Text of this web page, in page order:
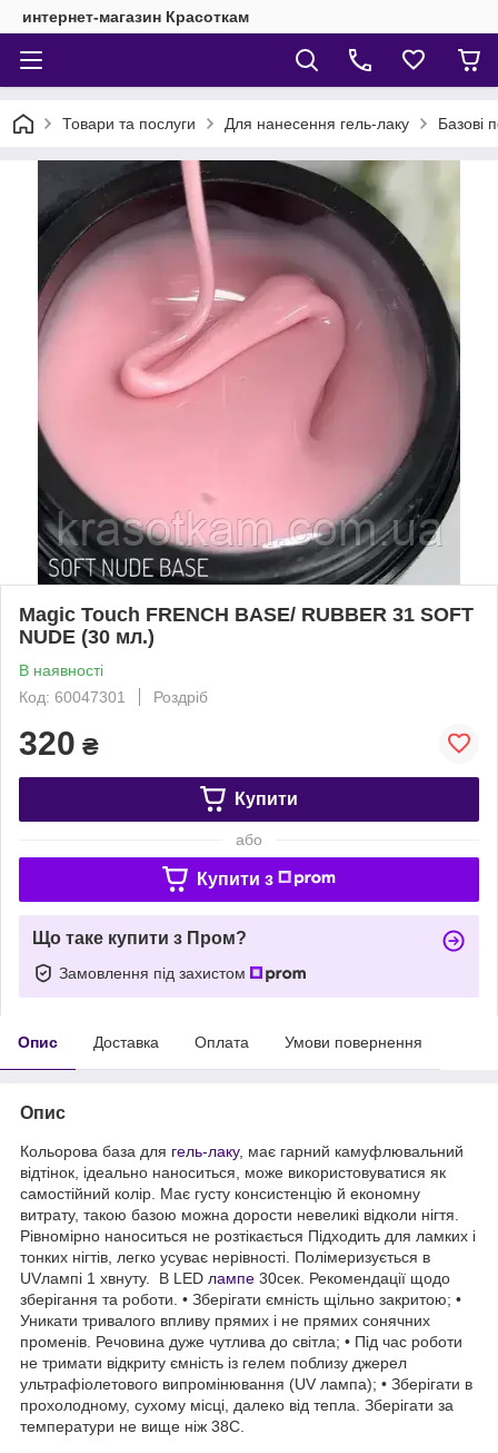
интернет-магазин Красоткам
Товари та послуги Для нанесення гель-лаку Базові
Magic Touch FRENCH BASE/ RUBBER 31 SOFT
NUDE (30 мл.)
В наявності
Код: 60047301
Роздріб
320 ₴
Купити
або
Купити з
Що таке купити з Пром?
Замовлення під захистом
Опис Доставка Оплата Умови повернення
Опис
Кольорова база для гель-лаку, має гарний камуфлювальний
відтінок, ідеально наноситься, може використовуватися як
самостійний колір. Має густу консистенцію й економну
витрату, такою базою можна дорости невеликі відколи нігтя.
Рівномірно наноситься не розтікається Підходить для ламких і
тонких нігтів, легко усуває нерівності. Полімеризується в
UVлампі 1 хвнуту. В LED лампе 30сек. Рекомендації щодо
зберігання та роботи. • Зберігати ємність щільно закритою; •
Уникати тривалого впливу прямих і не прямих сонячних
променів. Речовина дуже чутлива до світла; • Під час роботи
не тримати відкриту ємність із гелем поблизу джерел
ультрафіолетового випромінювання (UV лампа); • Зберігати в
прохолодному, сухому місці, далеко від тепла. Зберігати за
температури не вище ніж 38C.